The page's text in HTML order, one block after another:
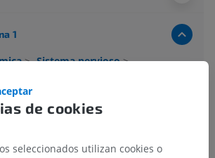
1
> Sistema nervioso>
anterior
blanca del tálamo
No hay estructuras
de cookies
seleccionados utilizan cookies o